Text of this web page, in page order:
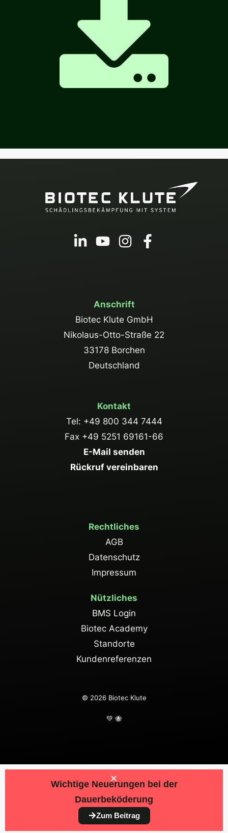
Anschrift
Biotec Klute GmbH
Nikolaus-Otto-Straße 22
33178 Borchen
Deutschland
Kontakt
Tel: +49 800 344 7444
Fax +49 5251 69161-66
E-Mail senden
Rückruf vereinbaren
Rechtliches
AGB
Datenschutz
Impressum
Nützliches
BMS Login
Biotec Academy
Standorte
Kundenreferenzen
© 2026 Biotec Klute
💚 🐝
Wichtige Neuerungen bei der
Dauerbeköderung
Zum Beitrag